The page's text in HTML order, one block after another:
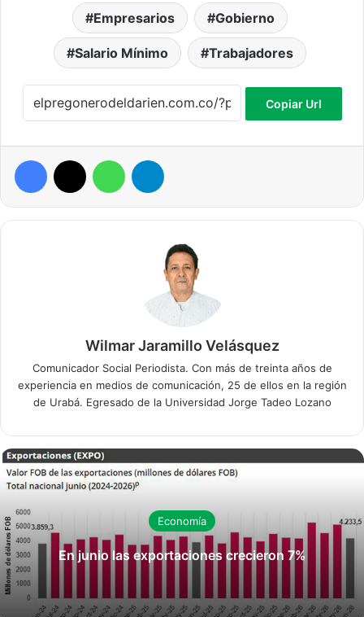
Empresarios Gobierno
Salario Mínimo Trabajadores
Copiar Url
Facebook WhatsApp
Wilmar Jaramillo Velásquez
Comunicador Social Periodista. Con más de treinta años de
experiencia en medios de comunicación, 25 de ellos en la región
de Urabá. Egresado de la Universidad Jorge Tadeo Lozano
Economía
En junio las exportaciones crecieron 7%